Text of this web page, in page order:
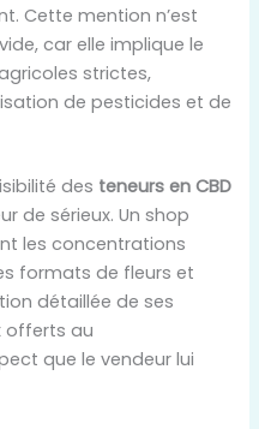
Cette mention n’est
car elle implique le
strictes,
de pesticides et de
des teneurs en CBD
de sérieux. Un shop
les concentrations
formats de fleurs et
détaillée de ses
offerts au
que le vendeur lui